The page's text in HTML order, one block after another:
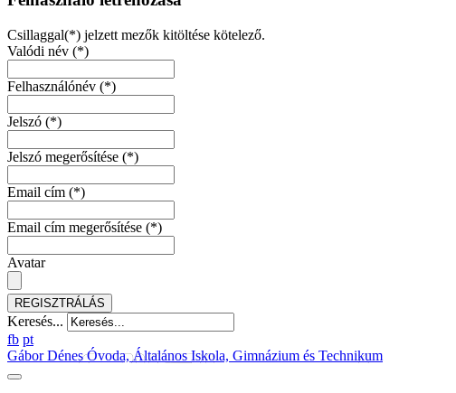
Csillaggal(*) jelzett mezők kitöltése kötelező.
Valódi név (*)
Felhasználónév (*)
Jelszó (*)
Jelszó megerősítése (*)
Email cím (*)
Email cím megerősítése (*)
Avatar
REGISZTRÁLÁS
Keresés...
fb pt
Gábor Dénes Óvoda, Általános Iskola, Gimnázium és Technikum